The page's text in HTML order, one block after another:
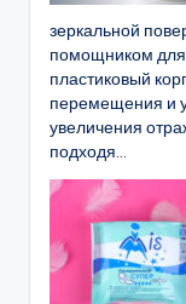
зеркальной
помощником для
пластиковый
перемещения и
увеличения
подходя...